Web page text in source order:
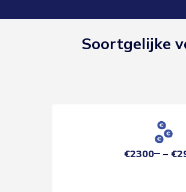
Soortgelijke
€2300